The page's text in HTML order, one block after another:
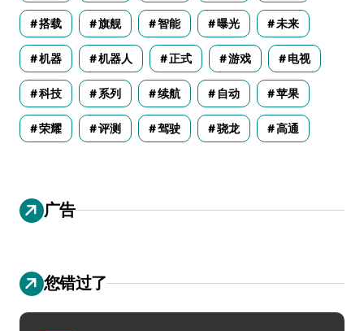
搭载 旗舰 智能 曝光 未来
机器 机器人 正式 游戏 电视
科技 系列 续航 自动 苹果
荣耀 评测 驾驶 骁龙 高通
广告
您错过了